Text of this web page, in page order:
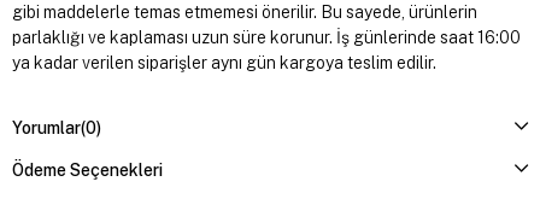
gibi maddelerle temas etmemesi önerilir. Bu sayede, ürünlerin
parlaklığı ve kaplaması uzun süre korunur. İş günlerinde saat 16:00
ya kadar verilen siparişler aynı gün kargoya teslim edilir.
Yorumlar(0)
Ödeme Seçenekleri